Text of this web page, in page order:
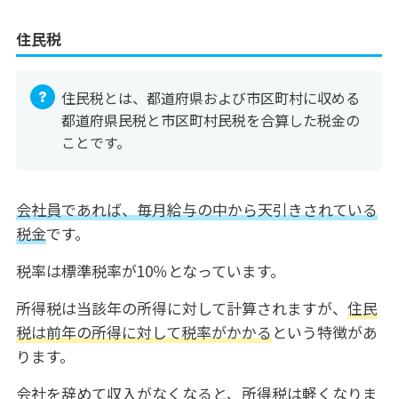
住民税
住民税とは、都道府県および市区町村に収める
都道府県民税と市区町村民税を合算した税金の
ことです。
会社員であれば、毎月給与の中から天引きされている
税金です。
税率は標準税率が10％となっています。
所得税は当該年の所得に対して計算されますが、 住民
税は前年の所得に対して税率がかかるという特徴があ
ります。
会社を辞めて収入がなくなると、所得税は軽くなりま